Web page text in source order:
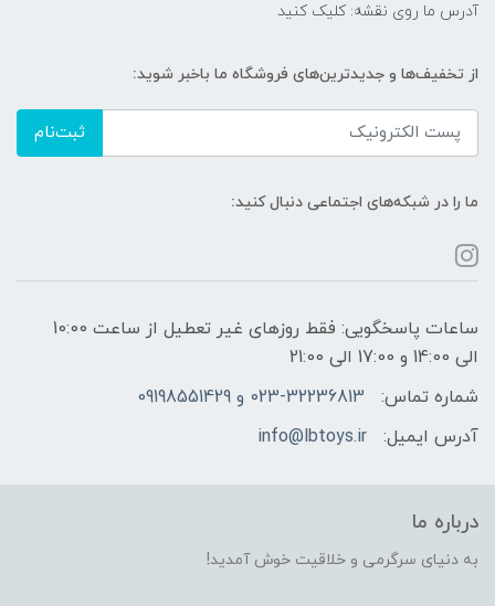
آدرس ما روی نقشه: کلیک کنید
از تخفیف‌ها و جدیدترین‌های فروشگاه ما باخبر شوید:
ثبت‌نام
ما را در شبکه‌های اجتماعی دنبال کنید:
ساعات پاسخگویی: فقط روزهای غیر تعطیل از ساعت 10:00
الی 14:00 و 17:00 الی 21:00
شماره تماس:
023-32236813 و 09198551429
آدرس ایمیل:
info@lbtoys.ir
درباره ما
به دنیای سرگرمی و خلاقیت خوش آمدید!